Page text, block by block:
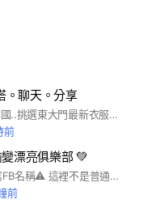
。聊天。分享
每月闆娘親飛✈️韓國..挑選東大門最新衣服及最新流行品牌彩妝❤️ #歡迎加入小帕菲連線社團👉🏻 https://reurl.cc/DX0MjQ
前
漂亮俱樂部 💚
⚠️名字請務必填寫FB名稱⚠️ 這裡不是普通社群 👉 是讓妳慢慢變漂亮的地方 不用很瘦 也可以很好看 跟著YOKO穿 👉 直接視覺-3kg🔥 （有時候會偷偷放隱藏款😏）
前